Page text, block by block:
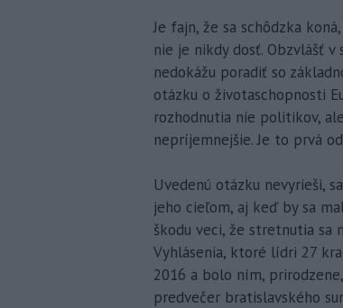
Je fajn, že sa schôdzka
nie je nikdy dosť. Obzvlášť v
nedokážu poradiť so
otázku o životaschopnosti
rozhodnutia nie politikov,
nepríjemnejšie. Je to prvá
Uvedenú otázku nevyrieši,
jeho cieľom, aj keď by sa
škodu veci, že stretnutia sa
Vyhlásenia, ktoré lídri 27
2016 a bolo ním,
predvečer bratislavského